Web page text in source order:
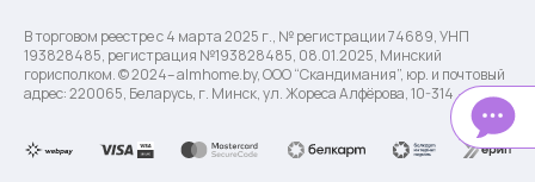
В торговом реестре с 4 марта 2025 г., № регистрации 74689, УНП
193828485, регистрация №193828485, 08.01.2025, Минский
горисполком. © 2024– almhome.by, ООО “Скандимания”, юр. и почтовый
адрес: 220065, Беларусь, г. Минск, ул. Жореса Алфёрова, 10-314